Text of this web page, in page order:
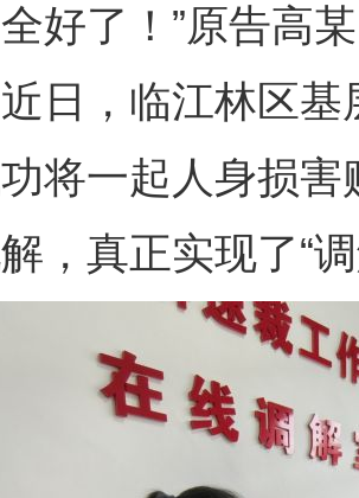
好了！”原告高
日，临江林区基
将一起人身损
，真正实现了“